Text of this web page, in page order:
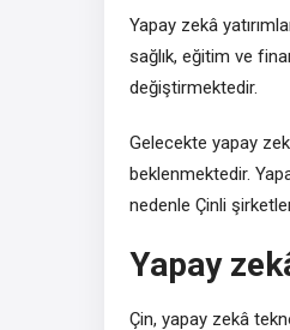
Yapay zekâ
sağlık, eğitim ve
değiştirmektedir.
Gelecekte yapay
beklenmektedir.
nedenle Çinli
Yapay
Çin, yapay zekâ